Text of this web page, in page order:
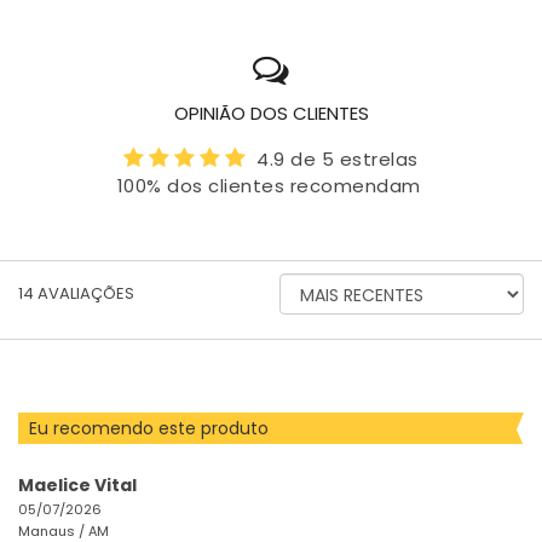
OPINIÃO DOS CLIENTES
4.9 de 5 estrelas
100% dos clientes recomendam
14 AVALIAÇÕES
ORDENAR
AVALIAÇÕES
Eu recomendo este produto
Maelice Vital
05/07/2026
Manaus /AM